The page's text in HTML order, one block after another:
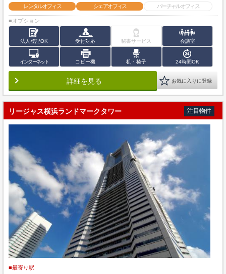
レンタルオフィス
シェアオフィス バーチャルオフィス
■オプション
法人登記OK 受付対応 秘書サービス 会議室
インターネット コピー機 机・椅子 24時間OK
詳細を見る お気に入りに登録
リージャス横浜ランドマークタワー 注目物件
■最寄り駅